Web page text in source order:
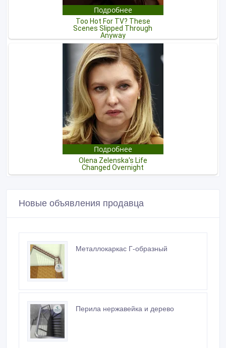
Новые объявления продавца
Металлокаркас Г-образный
Перила нержавейка и дерево